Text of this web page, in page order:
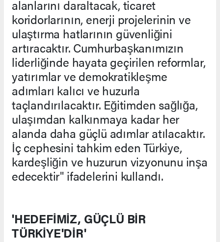
alanlarını daraltacak, ticaret
koridorlarının, enerji projelerinin ve
ulaştırma hatlarının güvenliğini
artıracaktır. Cumhurbaşkanımızın
liderliğinde hayata geçirilen reformlar,
yatırımlar ve demokratikleşme
adımları kalıcı ve huzurla
taçlandırılacaktır. Eğitimden sağlığa,
ulaşımdan kalkınmaya kadar her
alanda daha güçlü adımlar atılacaktır.
İç cephesini tahkim eden Türkiye,
kardeşliğin ve huzurun vizyonunu inşa
edecektir" ifadelerini kullandı.
'HEDEFİMİZ, GÜÇLÜ BİR
TÜRKİYE'DİR'